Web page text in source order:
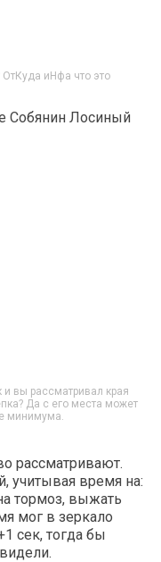
ОтКуда иНфа что это
Собянин Лосиный
и вы рассматривал края
Да с его места может
минимума.
рассматривают.
учитывая время на:
тормоз, выжать
мог в зеркало
сек, тогда бы